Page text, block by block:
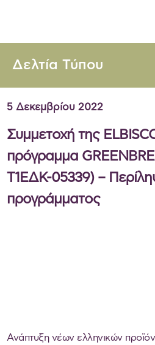
Δελτία Τύπου
5 Δεκεμβρίου 2022
Συμμετοχή της
πρόγραμμα
Τ1ΕΔΚ-05339) –
προγράμματος
Ανάπτυξη νέων ελληνικών